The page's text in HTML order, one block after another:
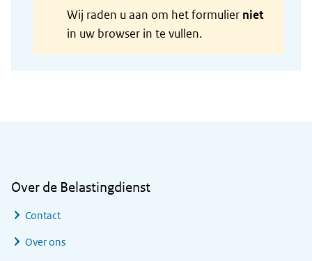
Wij raden u aan om het formulier niet
in uw browser in te vullen.
Over de Belastingdienst
Contact
Over ons